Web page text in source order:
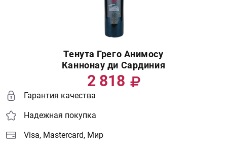
Тенута Грего Анимосу
Каннонау ди Сардиния
2 818
Гарантия качества
Надежная покупка
Visa, Mastercard, Мир